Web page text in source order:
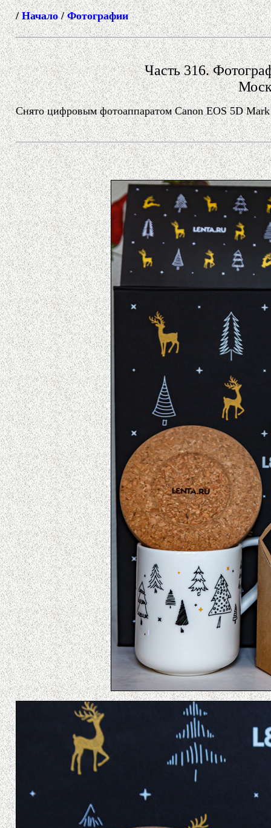
/Начало/Фотографии
Часть 316.
Снято цифровым фотоаппаратом Canon EOS 5D